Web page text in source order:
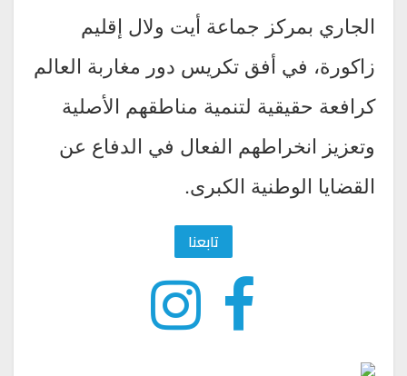
الجاري بمركز جماعة أيت ولال إقليم
زاكورة، في أفق تكريس دور مغاربة العالم
كرافعة حقيقية لتنمية مناطقهم الأصلية
وتعزيز انخراطهم الفعال في الدفاع عن
القضايا الوطنية الكبرى.
تابعنا